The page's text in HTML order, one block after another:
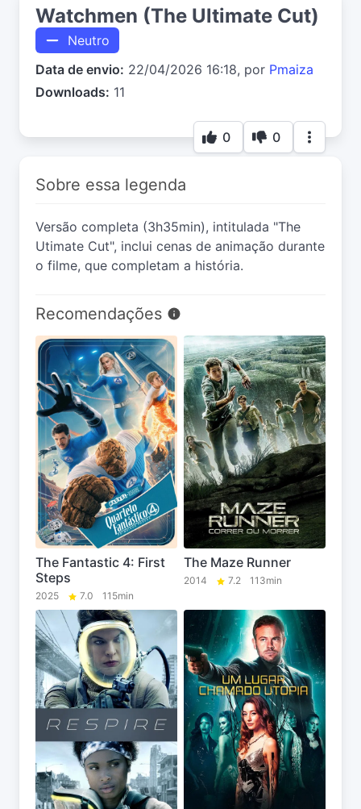
Watchmen (The Ultimate Cut)
Neutro
Data de envio: 22/04/2026 16:18, por Pmaiza
Downloads: 11
0 0
Sobre essa legenda
Versão completa (3h35min), intitulada "The
Utimate Cut", inclui cenas de animação durante
o filme, que completam a história.
Recomendações
The Fantastic 4: First
Steps
2025 7.0 115min
The Maze Runner
2014 7.2 113min